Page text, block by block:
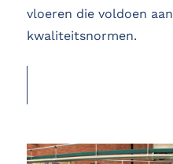
vloeren die voldoen
kwaliteitsnormen.